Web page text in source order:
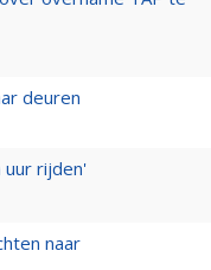
deuren
uur rijden'
naar